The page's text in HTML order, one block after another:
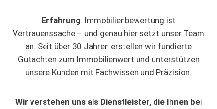
Erfahrung: Immobilienbewertung ist
Vertrauenssache – und genau hier setzt unser Team
an. Seit über 30 Jahren erstellen wir fundierte
Gutachten zum Immobilienwert und unterstützen
unsere Kunden mit Fachwissen und Präzision.
Wir verstehen uns als Dienstleister, die Ihnen bei